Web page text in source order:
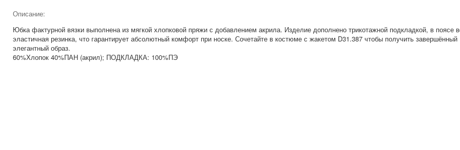
Описание:
Юбка фактурной вязки выполнена из мягкой хлопковой пряжи с добавлением акрила. Изделие дополнено трикотажной подкладкой, в поясе
эластичная резинка, что гарантирует абсолютный комфорт при носке. Сочетайте в костюме с жакетом D31.387 чтобы получить завершённый
элегантный образ.
60%Хлопок 40%ПАН (акрил); ПОДКЛАДКА: 100%ПЭ